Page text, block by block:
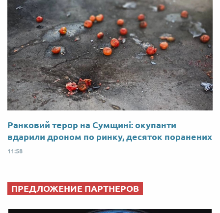
Ранковий терор на Сумщині: окупанти
вдарили дроном по ринку, десяток поранених
11:58
ПРЕДЛОЖЕНИЕ ПАРТНЕРОВ